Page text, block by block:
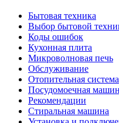
Бытовая техника
Выбор бытовой
Коды ошибок
Кухонная плита
Микроволновая печь
Обслуживание
Отопительная система
Посудомоечная
Рекомендации
Стиральная машина